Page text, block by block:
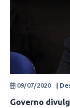
09/07/2020 |
Governo